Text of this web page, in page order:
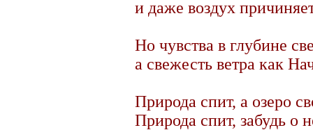
и даже воздух
Но чувства в глубине
а свежесть ветра как
Природа спит, а озеро
Природа спит, забудь о